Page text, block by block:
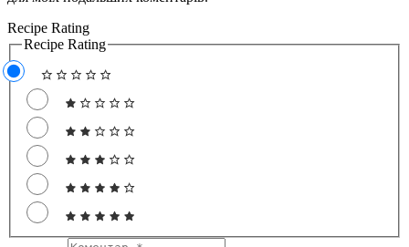
Recipe Rating
Recipe Rating